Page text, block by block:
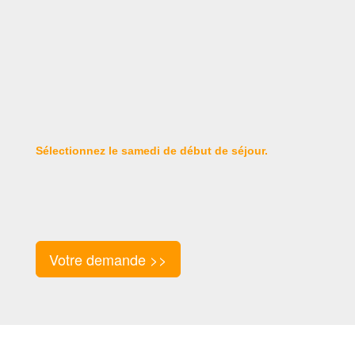
Sélectionnez le samedi de début de séjour.
Votre demande >>